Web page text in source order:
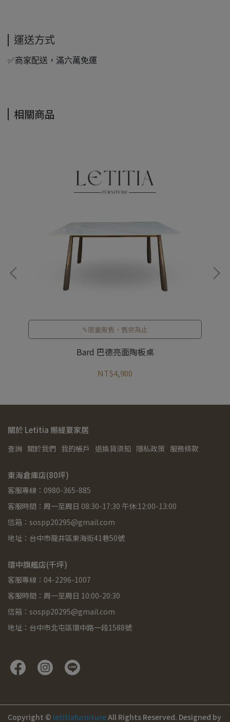
運送方式
✅商家配送，滿六萬免運
相關商品
✎限量販售，售完為止
Bard 巴德亮面陶板桌
NT$4,900
關於 Letitia 娜緹夏家居
查詢 關於我們 我的帳戶 退換貨須知 隱私政策 服務條款
東海倉庫店(80坪)
客服專線：0980-365-885
客服時間：周一至周日 08:30-17:30 午休:12:00-13:00
信箱：sospp20295@gmail.com
地址：台中市龍井區東海街41巷50號
環中旗艦店(千坪)
客服專線：04-2296-1007
客服時間：周一至周日 10:00-20:30
信箱：sospp20295@gmail.com
地址：台中市北屯區環中路一段1588號
Copyright © letitiafurnitureAll Rights Reserved. Designed by